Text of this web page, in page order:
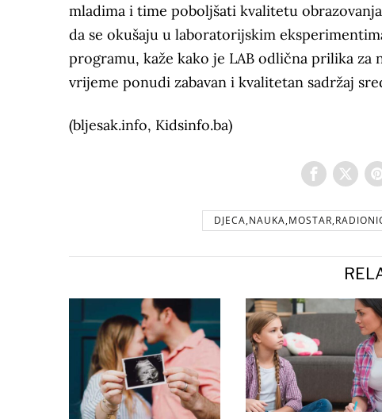
mladima i time poboljšati kvalitetu
da se okušaju u laboratorijskim
programu, kaže kako je LAB odlična prilika
vrijeme ponudi zabavan i kvalitetan sadržaj
(bljesak.info, Kidsinfo.ba)